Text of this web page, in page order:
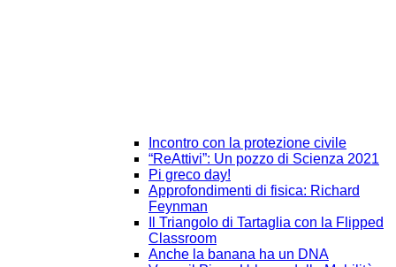
Incontro con la protezione civile
“ReAttivi”: Un pozzo di Scienza 2021
Pi greco day!
Approfondimenti di fisica: Richard
Feynman
Il Triangolo di Tartaglia con la Flipped
Classroom
Anche la banana ha un DNA